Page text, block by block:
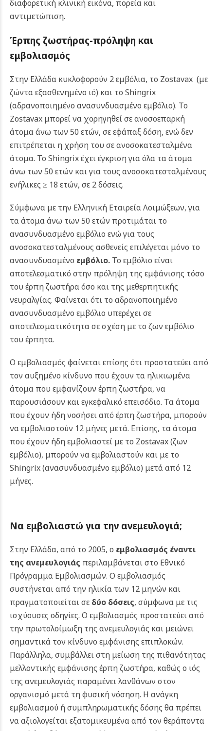
διαφορετική κλινική εικόνα, πορεία και
αντιμετώπιση.
Έρπης ζωστήρας-πρόληψη και
εμβολιασμός
Στην Ελλάδα κυκλοφορούν 2 εμβόλια, το Zostavax (με
ζώντα εξασθενημένο ιό) και το Shingrix
(αδρανοποιημένο ανασυνδυασμένο εμβόλιο). Το
Zostavax μπορεί να χορηγηθεί σε ανοσοεπαρκή
άτομα άνω των 50 ετών, σε εφάπαξ δόση, ενώ δεν
επιτρέπεται η χρήση του σε ανοσοκατεσταλμένα
άτομα. Το Shingrix έχει έγκριση για όλα τα άτομα
άνω των 50 ετών και για τους ανοσοκατεσταλμένους
ενήλικες ≥ 18 ετών, σε 2 δόσεις.
Σύμφωνα με την Ελληνική Εταιρεία Λοιμώξεων, για
τα άτομα άνω των 50 ετών προτιμάται το
ανασυνδυασμένο εμβόλιο ενώ για τους
ανοσοκατεσταλμένους ασθενείς επιλέγεται μόνο το
ανασυνδυασμένο εμβόλιο. Το εμβόλιο είναι
αποτελεσματικό στην πρόληψη της εμφάνισης τόσο
του έρπη ζωστήρα όσο και της μεθερπητικής
νευραλγίας. Φαίνεται ότι το αδρανοποιημένο
ανασυνδυασμένο εμβόλιο υπερέχει σε
αποτελεσματικότητα σε σχέση με το ζων εμβόλιο
του έρπητα.
Ο εμβολιασμός φαίνεται επίσης ότι προστατεύει από
τον αυξημένο κίνδυνο που έχουν τα ηλικιωμένα
άτομα που εμφανίζουν έρπη ζωστήρα, να
παρουσιάσουν και εγκεφαλικό επεισόδιο. Τα άτομα
που έχουν ήδη νοσήσει από έρπη ζωστήρα, μπορούν
να εμβολιαστούν 12 μήνες μετά. Επίσης, τα άτομα
που έχουν ήδη εμβολιαστεί με το Zostavax (ζων
εμβόλιο), μπορούν να εμβολιαστούν και με το
Shingrix (ανασυνδυασμένο εμβόλιο) μετά από 12
μήνες.
Να εμβολιαστώ για την ανεμευλογιά;
Στην Ελλάδα, από το 2005, ο εμβολιασμός έναντι
της ανεμευλογιάς περιλαμβάνεται στο Εθνικό
Πρόγραμμα Εμβολιασμών. Ο εμβολιασμός
συστήνεται από την ηλικία των 12 μηνών και
πραγματοποιείται σε δύο δόσεις, σύμφωνα με τις
ισχύουσες οδηγίες. Ο εμβολιασμός προστατεύει από
την πρωτολοίμωξη της ανεμευλογιάς και μειώνει
σημαντικά τον κίνδυνο εμφάνισης επιπλοκών.
Παράλληλα, συμβάλλει στη μείωση της πιθανότητας
μελλοντικής εμφάνισης έρπη ζωστήρα, καθώς ο ιός
της ανεμευλογιάς παραμένει λανθάνων στον
οργανισμό μετά τη φυσική νόσηση. Η ανάγκη
εμβολιασμού ή συμπληρωματικής δόσης θα πρέπει
να αξιολογείται εξατομικευμένα από τον θεράποντα